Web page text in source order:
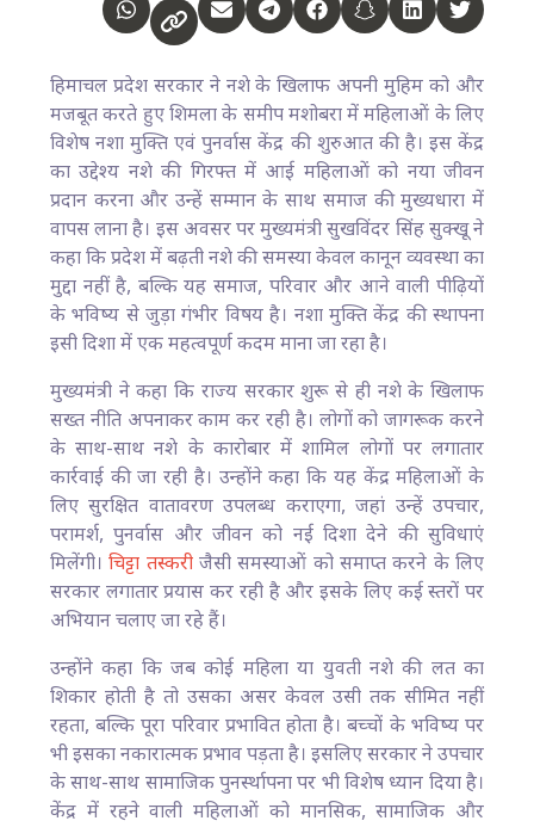
हिमाचल प्रदेश सरकार ने नशे के खिलाफ अपनी मुहिम को और
मजबूत करते हुए शिमला के समीप मशोबरा में महिलाओं के लिए
विशेष नशा मुक्ति एवं पुनर्वास केंद्र की शुरुआत की है। इस केंद्र
का उद्देश्य नशे की गिरफ्त में आई महिलाओं को नया जीवन
प्रदान करना और उन्हें सम्मान के साथ समाज की मुख्यधारा में
वापस लाना है। इस अवसर पर मुख्यमंत्री सुखविंदर सिंह सुक्खू ने
कहा कि प्रदेश में बढ़ती नशे की समस्या केवल कानून व्यवस्था का
मुद्दा नहीं है, बल्कि यह समाज, परिवार और आने वाली पीढ़ियों
के भविष्य से जुड़ा गंभीर विषय है। नशा मुक्ति केंद्र की स्थापना
इसी दिशा में एक महत्वपूर्ण कदम माना जा रहा है।
मुख्यमंत्री ने कहा कि राज्य सरकार शुरू से ही नशे के खिलाफ
सख्त नीति अपनाकर काम कर रही है। लोगों को जागरूक करने
के साथ-साथ नशे के कारोबार में शामिल लोगों पर लगातार
कार्रवाई की जा रही है। उन्होंने कहा कि यह केंद्र महिलाओं के
लिए सुरक्षित वातावरण उपलब्ध कराएगा, जहां उन्हें उपचार,
परामर्श, पुनर्वास और जीवन को नई दिशा देने की सुविधाएं
मिलेंगी। चिट्टा तस्करीजैसी समस्याओं को समाप्त करने के लिए
सरकार लगातार प्रयास कर रही है और इसके लिए कई स्तरों पर
अभियान चलाए जा रहे हैं।
उन्होंने कहा कि जब कोई महिला या युवती नशे की लत का
शिकार होती है तो उसका असर केवल उसी तक सीमित नहीं
रहता, बल्कि पूरा परिवार प्रभावित होता है। बच्चों के भविष्य पर
भी इसका नकारात्मक प्रभाव पड़ता है। इसलिए सरकार ने उपचार
के साथ-साथ सामाजिक पुनर्स्थापना पर भी विशेष ध्यान दिया है।
केंद्र में रहने वाली महिलाओं को मानसिक, सामाजिक और